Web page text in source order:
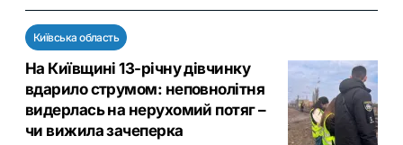
Київська область
На Київщині 13-річну дівчинку
вдарило струмом: неповнолітня
видерлась на нерухомий потяг –
чи вижила зачеперка